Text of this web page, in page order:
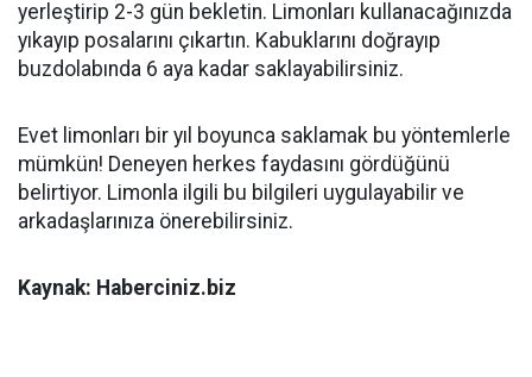
yerleştirip 2-3 gün bekletin. Limonları kullanacağınızda
yıkayıp posalarını çıkartın. Kabuklarını doğrayıp
buzdolabında 6 aya kadar saklayabilirsiniz.
Evet limonları bir yıl boyunca saklamak bu yöntemlerle
mümkün! Deneyen herkes faydasını gördüğünü
belirtiyor. Limonla ilgili bu bilgileri uygulayabilir ve
arkadaşlarınıza önerebilirsiniz.
Kaynak: Haberciniz.biz